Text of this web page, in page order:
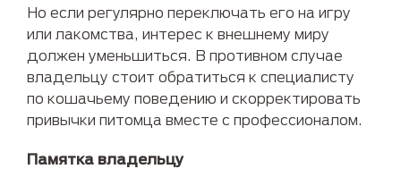
Но если регулярно переключать его на игру
или лакомства, интерес к внешнему миру
должен уменьшиться. В противном случае
владельцу стоит обратиться к специалисту
по кошачьему поведению и скорректировать
привычки питомца вместе с профессионалом.
Памятка владельцу